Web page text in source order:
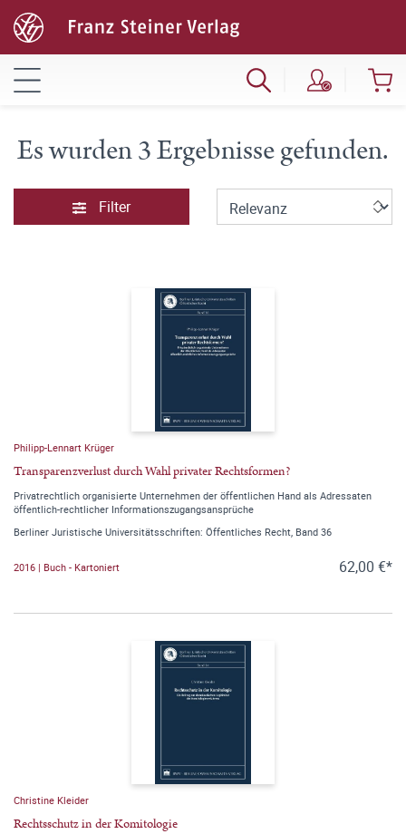
Es wurden 3 Ergebnisse gefunden.
Filter
Philipp-Lennart Krüger
Transparenzverlust durch Wahl privater Rechtsformen?
Privatrechtlich organisierte Unternehmen der öffentlichen Hand als Adressaten
öffentlich-rechtlicher Informationszugangsansprüche
Berliner Juristische Universitätsschriften: Öffentliches Recht, Band 36
2016 | Buch - Kartoniert 62,00 €*
Christine Kleider
Rechtsschutz in der Komitologie